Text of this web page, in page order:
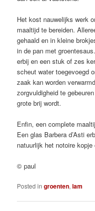
Het kost nauwelijks werk
maaltijd te bereiden.
gehaald en in kleine
in de pan met
erbij en een stuk of zes
scheut water toegevoegd
zaak kan worden
zorgvuldigheid te
grote brij wordt.
Enfin, een complete
Een glas Barbera d’Asti
natuurlijk het notoire
© paul
Posted in groenten,lam